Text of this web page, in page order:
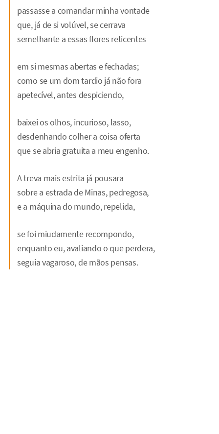
passasse a comandar minha vontade
que, já de si volúvel, se cerrava
semelhante a essas flores reticentes
em si mesmas abertas e fechadas;
como se um dom tardio já não fora
apetecível, antes despiciendo,
baixei os olhos, incurioso, lasso,
desdenhando colher a coisa oferta
que se abria gratuita a meu engenho.
A treva mais estrita já pousara
sobre a estrada de Minas, pedregosa,
e a máquina do mundo, repelida,
se foi miudamente recompondo,
enquanto eu, avaliando o que perdera,
seguia vagaroso, de mãos pensas.